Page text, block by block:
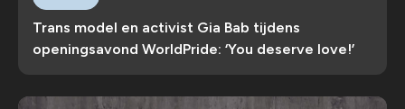
Trans model en activist Gia Bab tijdens
openingsavond WorldPride: ‘You deserve love!’